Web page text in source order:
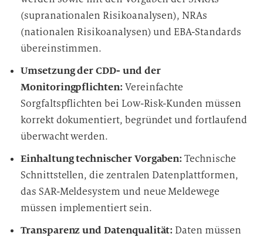
a
r
b
e
t
u
n
g
(supranationalen Risikoanalysen), NRAs
(nationalen Risikoanalysen) und EBA-Standards
übereinstimmen.
Umsetzung der CDD- und der
Monitoringpflichten: Vereinfachte
Sorgfaltspflichten bei Low-Risk-Kunden müssen
korrekt dokumentiert, begründet und fortlaufend
überwacht werden.
Einhaltung technischer Vorgaben: Technische
Schnittstellen, die zentralen Datenplattformen,
das SAR-Meldesystem und neue Meldewege
müssen implementiert sein.
Transparenz und Datenqualität: Daten müssen